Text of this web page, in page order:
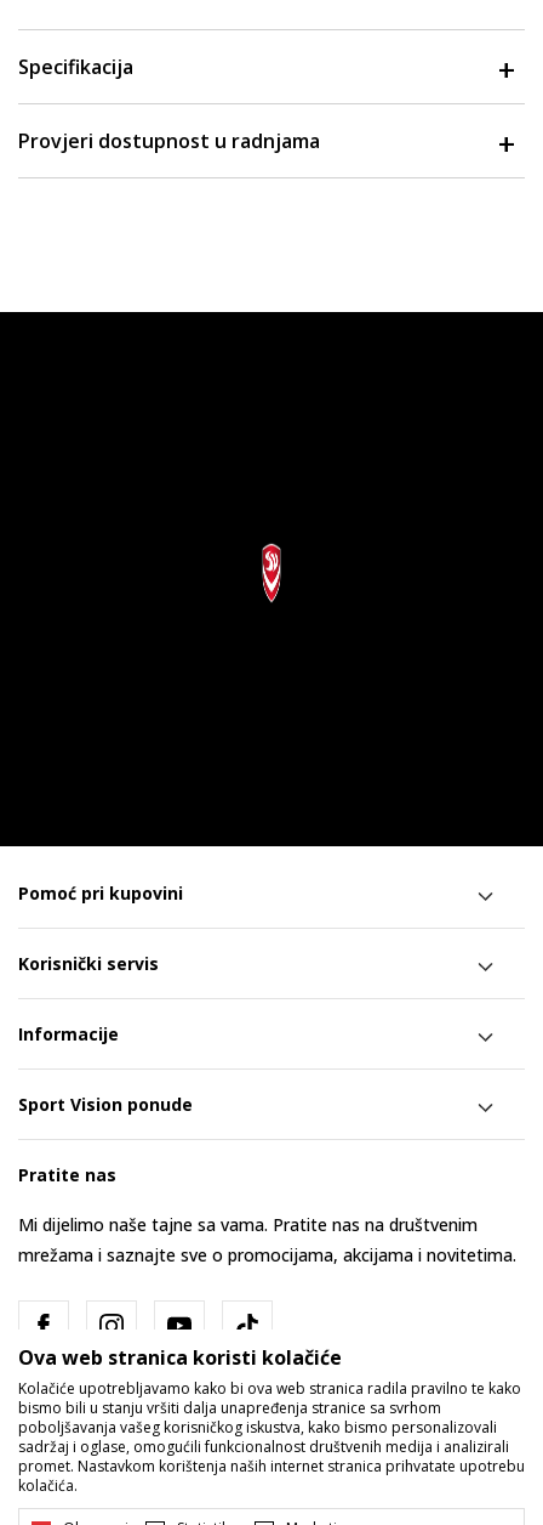
Specifikacija
Provjeri dostupnost u radnjama
Pomoć pri kupovini
Korisnički servis
Informacije
Sport Vision ponude
Pratite nas
Mi dijelimo naše tajne sa vama. Pratite nas na društvenim
mrežama i saznajte sve o promocijama, akcijama i novitetima.
Bosna i Hercegovina Promijenite
Ova web stranica koristi kolačiće
Kolačiće upotrebljavamo kako bi ova web stranica radila pravilno te kako
bismo bili u stanju vršiti dalja unapređenja stranice sa svrhom
poboljšavanja vašeg korisničkog iskustva, kako bismo personalizovali
sadržaj i oglase, omogućili funkcionalnost društvenih medija i analizirali
promet. Nastavkom korištenja naših internet stranica prihvatate upotrebu
kolačića.